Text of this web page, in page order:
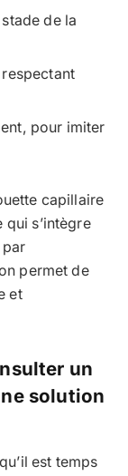
de la
pour imiter
capillaire
s’intègre
par
permet de
et
un
solution
est temps